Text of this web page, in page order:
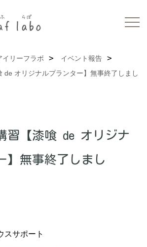
イリーフラボ
イベント報告
de オリジナルプランター】無事終了しまし
習【漆喰 de オリジナ
】無事終了しまし
スサポート